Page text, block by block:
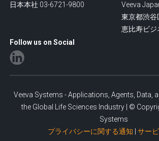
日本本社 03-6721-9800
Veeva
東京都渋谷
恵比寿ビジ
Follow us on Social
Veeva Systems - Applications, Agents, Data,
the Global Life Sciences Industry | ©
Systems
プライバシーに関する通知
サー